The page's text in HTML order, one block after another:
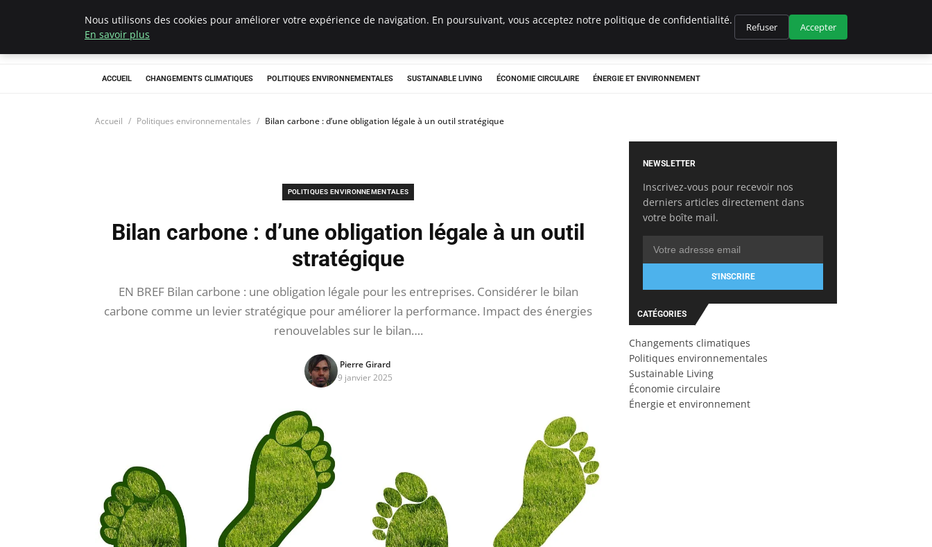
Climategatecountryclub.com
ACCUEIL CHANGEMENTS CLIMATIQUES POLITIQUES ENVIRONNEMENTALES SUSTAINABLE LIVING ÉCONOMIE CIRCULAIRE ÉNERGIE ET ENVIRONNEMENT
Accueil Politiques environnementales Bilan carbone : d’une obligation légale à un outil stratégique
POLITIQUES ENVIRONNEMENTALES
Bilan carbone : d’une obligation légale à un outil
stratégique
EN BREF Bilan carbone : une obligation légale pour les entreprises. Considérer le bilan
carbone comme un levier stratégique pour améliorer la performance. Impact des énergies
renouvelables sur le bilan….
Pierre Girard
9 janvier 2025
NEWSLETTER
Inscrivez-vous pour recevoir nos
derniers articles directement dans
votre boîte mail.
S'INSCRIRE
CATÉGORIES
Changements climatiques
Politiques environnementales
Sustainable Living
Économie circulaire
Énergie et environnement
Nous utilisons des cookies pour améliorer votre expérience de navigation. En poursuivant, vous acceptez notre politique de confidentialité.
En savoir plus
Refuser Accepter